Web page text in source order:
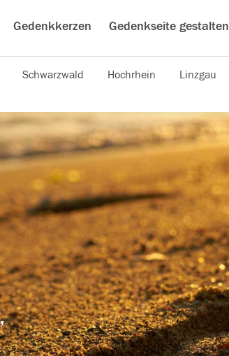
Gedenkkerzen Gedenkseite gestalten
Schwarzwald Hochrhein Linzgau